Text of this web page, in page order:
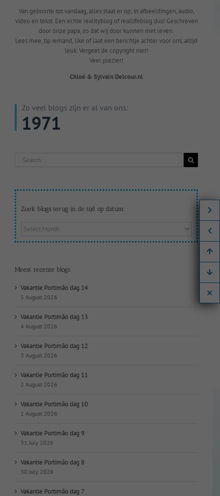
Van geboorte tot vandaag, alles staat er op; in afbeeldingen, audio,
video en tekst. Een echte realityblog of reallifeblog dus! Geschreven
door onze papa, zo dat wij door kunnen met leven.
Lees mee, tip iemand, like of laat een berichtje achter voor ons, altijd
leuk. Vergeet de copyright niet!
Veel plezier!
Chloé & Sylvain Delcour.nl
Zo veel blogs zijn er al van ons:
1971
Search
Zoek blogs terug in de tijd op datum:
Zoek
op
datum:
Meest recente blogs
Vakantie Portimão dag 14
5 August 2026
Vakantie Portimão dag 13
4 August 2026
Vakantie Portimão dag 12
3 August 2026
Vakantie Portimão dag 11
2 August 2026
Vakantie Portimão dag 10
1 August 2026
Vakantie Portimão dag 9
31 July 2026
Vakantie Portimão dag 8
30 July 2026
Vakantie Portimão dag 7